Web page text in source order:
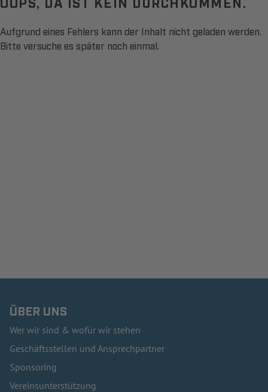
Aufgrund eines Fehlers kann der Inhalt nicht geladen werden.
Bitte versuche es später noch einmal.
ÜBER UNS
Wer wir sind & wofür wir stehen
Geschäftsstellen und Ansprechpartner
Sponsoring
Vereinsunterstützung